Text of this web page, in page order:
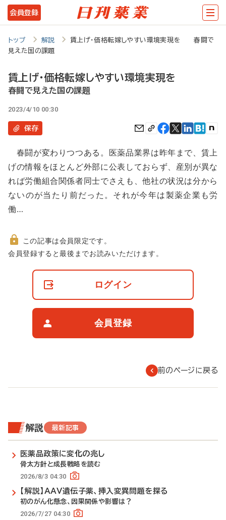
メ
イ
コ
ン
テ
ツ
に
動
会員登録
トップ 解説
賃上げ・価格転嫁しやすい環境実現を 春闘で
見えた国の課題
賃上げ・価格転嫁しやすい環境実現を
春闘で見えた国の課題
2023/4/10 00:30
保存
春闘が変わりつつある。医薬品業界は昨年まで、賃上
げの情報をほとんど外部に公表しておらず、産別が異な
れば労働組合関係者同士でさえも、他社の状況は分から
ないのが当たり前だった。それが今年は製薬企業も労
働…
非
この記事は会員限定です。
会員登録すると最後までお読みいただけます。
ログイン
会員登録
前のページに戻る
解説 最新記事
医薬品政策に変化の兆し
骨太方針と成長戦略を読む
2026/8/3 04:30
【解説】AAV遺伝子薬、挿入変異問題を探る
初のがん化懸念、因果関係や影響は？
2026/7/27 04:30